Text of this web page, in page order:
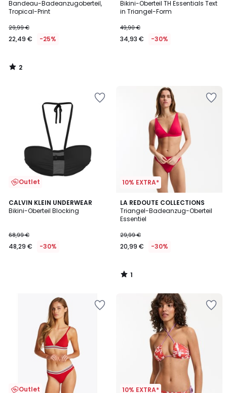
Bandeau-Badeanzugoberteil,
Tropical-Print
29,99 €
22,49 € -25%
/
5
2
/
Bikini-Oberteil TH Essentials Text
in Triangel-Form
49,90 €
34,93 € -30%
Outlet
CALVIN KLEIN UNDERWEAR
Bikini-Oberteil Blocking
68,99 €
48,29 € -30%
10% EXTRA*
LA REDOUTE COLLECTIONS
Triangel-Badeanzug-Oberteil
Essentiel
29,99 €
20,99 € -30%
1
/
5
1
/
Outlet 10% EXTRA*